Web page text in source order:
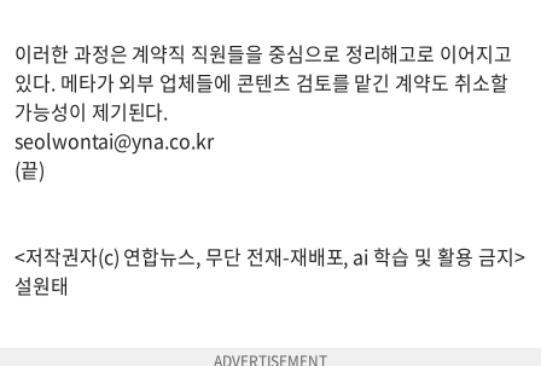
이러한 과정은 계약직 직원들을 중심으로 정리해고로 이어지고
있다. 메타가 외부 업체들에 콘텐츠 검토를 맡긴 계약도 취소할
가능성이 제기된다.
seolwontai@yna.co.kr
(끝)
<저작권자(c) 연합뉴스, 무단 전재-재배포, ai 학습 및 활용 금지>
설원태